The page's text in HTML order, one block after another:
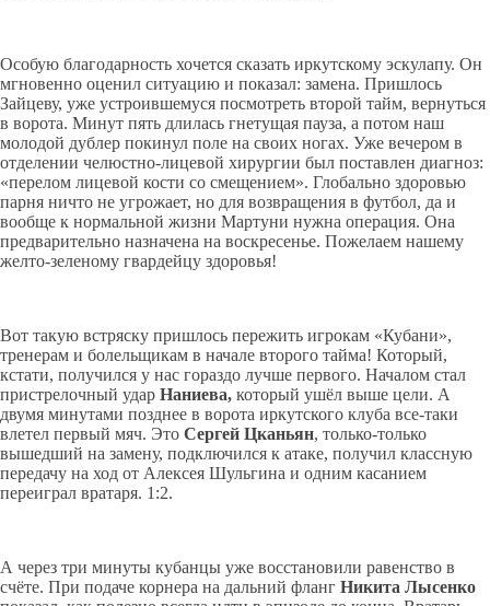
Особую благодарность хочется сказать иркутскому эскулапу. Он
мгновенно оценил ситуацию и показал: замена. Пришлось
Зайцеву, уже устроившемуся посмотреть второй тайм, вернуться
в ворота. Минут пять длилась гнетущая пауза, а потом наш
молодой дублер покинул поле на своих ногах. Уже вечером в
отделении челюстно-лицевой хирургии был поставлен диагноз:
«перелом лицевой кости со смещением». Глобально здоровью
парня ничто не угрожает, но для возвращения в футбол, да и
вообще к нормальной жизни Мартуни нужна операция. Она
предварительно назначена на воскресенье. Пожелаем нашему
желто-зеленому гвардейцу здоровья!
Вот такую встряску пришлось пережить игрокам «Кубани»,
тренерам и болельщикам в начале второго тайма! Который,
кстати, получился у нас гораздо лучше первого. Началом стал
пристрелочный удар Наниева, который ушёл выше цели. А
двумя минутами позднее в ворота иркутского клуба все-таки
влетел первый мяч. Это Сергей Цканьян, только-только
вышедший на замену, подключился к атаке, получил классную
передачу на ход от Алексея Шульгина и одним касанием
переиграл вратаря. 1:2.
А через три минуты кубанцы уже восстановили равенство в
счёте. При подаче корнера на дальний фланг Никита Лысенко